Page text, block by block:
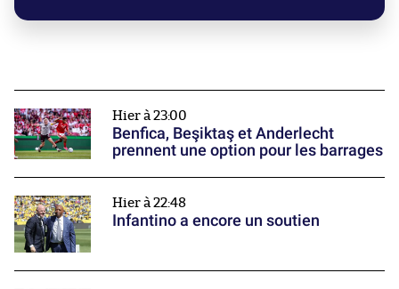
Hier à 23:00
Benfica, Beşiktaş et Anderlecht
prennent une option pour les barrages
Hier à 22:48
Infantino a encore un soutien